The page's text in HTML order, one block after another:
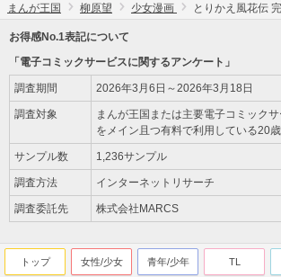
まんが王国 柳原望 少女漫画 とりかえ風花伝
お得感No.1表記について
「電子コミックサービスに関するアンケート」
調査期間 2026年3月6日～2026年3月18日
調査対象
まんが王国または主要電子コミック
をメイン且つ有料で利用している20
サンプル数 1,236サンプル
調査方法 インターネットリサーチ
調査委託先 株式会社MARCS
トップ 女性/少女 青年/少年 TL